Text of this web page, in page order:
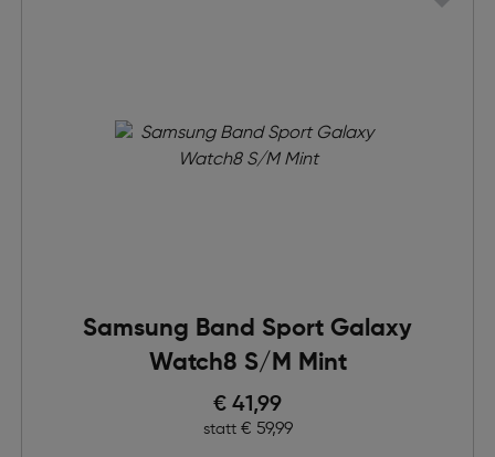
Samsung Band Sport Galaxy
Watch8 S/M Mint
Preis nach Rabatts
€ 41,99
statt Ursprünglicher Preis
€ 59,99